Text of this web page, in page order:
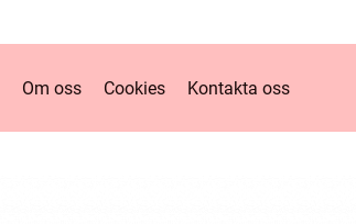
Om oss Cookies Kontakta oss